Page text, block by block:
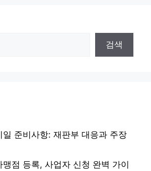
검색
일 준비사항: 재판부 대응과 주장
맹점 등록, 사업자 신청 완벽 가이